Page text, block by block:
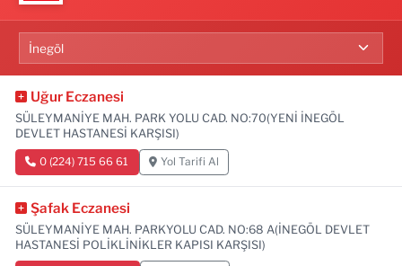
Uğur Eczanesi
SÜLEYMANİYE MAH. PARK YOLU CAD. NO:70(YENİ İNEGÖL
DEVLET HASTANESİ KARŞISI)
0 (224) 715 66 61 Yol Tarifi Al
Şafak Eczanesi
SÜLEYMANİYE MAH. PARKYOLU CAD. NO:68 A(İNEGÖL DEVLET
HASTANESİ POLİKLİNİKLER KAPISI KARŞISI)